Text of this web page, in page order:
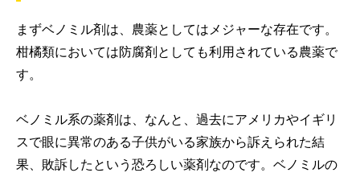
まずベノミル剤は、農薬としてはメジャーな存在です。
柑橘類においては防腐剤としても利用されている農薬で
す。
ベノミル系の薬剤は、なんと、過去にアメリカやイギリ
スで眼に異常のある子供がいる家族から訴えられた結
果、敗訴したという恐ろしい薬剤なのです。ベノミルの